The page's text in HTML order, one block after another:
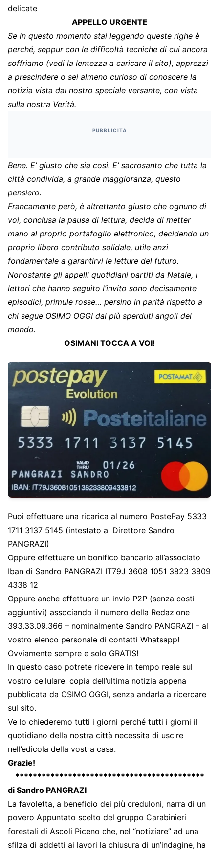
delicate
APPELLO URGENTE
Se in questo momento stai leggendo queste righe è
perché, seppur con le difficoltà tecniche di cui ancora
soffriamo (vedi la lentezza a caricare il sito), apprezzi
a prescindere o sei almeno curioso di conoscere la
notizia vista dal nostro speciale versante, con vista
sulla nostra Verità.
PUBBLICITÀ
Bene. E’ giusto che sia così. E’ sacrosanto che tutta la
città condivida, a grande maggioranza, questo
pensiero.
Francamente però, è altrettanto giusto che ognuno di
voi, conclusa la pausa di lettura, decida di metter
mano al proprio portafoglio elettronico, decidendo un
proprio libero contributo solidale, utile anzi
fondamentale a garantirvi le letture del futuro.
Nonostante gli appelli quotidiani partiti da Natale, i
lettori che hanno seguito l’invito sono decisamente
episodici, primule rosse… persino in parità rispetto a
chi segue OSIMO OGGI dai più sperduti angoli del
mondo.
OSIMANI TOCCA A VOI!
Puoi effettuare una ricarica al numero PostePay 5333
1711 3137 5145 (intestato al Direttore Sandro
PANGRAZI)
Oppure effettuare un bonifico bancario all’associato
Iban di Sandro PANGRAZI IT79J 3608 1051 3823 3809
4338 12
Oppure anche effettuare un invio P2P (senza costi
aggiuntivi) associando il numero della Redazione
393.33.09.366 – nominalmente Sandro PANGRAZI – al
vostro elenco personale di contatti Whatsapp!
Ovviamente sempre e solo GRATIS!
In questo caso potrete ricevere in tempo reale sul
vostro cellulare, copia dell’ultima notizia appena
pubblicata da OSIMO OGGI, senza andarla a ricercare
sul sito.
Ve lo chiederemo tutti i giorni perché tutti i giorni il
quotidiano della nostra città necessita di uscire
nell’edicola della vostra casa.
Grazie!
*******************************************
di Sandro PANGRAZI
La favoletta, a beneficio dei più creduloni, narra di un
povero Appuntato scelto del gruppo Carabinieri
forestali di Ascoli Piceno che, nel “notiziare” ad una
sfilza di addetti ai lavori la chiusura di un’indagine, ha